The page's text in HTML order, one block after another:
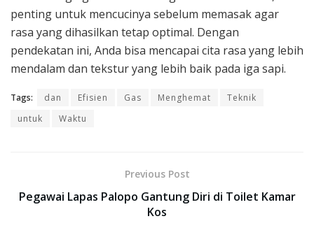
penting untuk mencucinya sebelum memasak agar
rasa yang dihasilkan tetap optimal. Dengan
pendekatan ini, Anda bisa mencapai cita rasa yang lebih
mendalam dan tekstur yang lebih baik pada iga sapi.
Tags: dan Efisien Gas Menghemat
Teknik
untuk
Waktu
Previous Post
Pegawai Lapas Palopo Gantung Diri di Toilet Kamar
Kos